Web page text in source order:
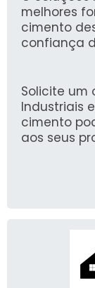
melhores
cimento
confiança
por
escolha da
Solicite um
Industriais
cimento
aos seus